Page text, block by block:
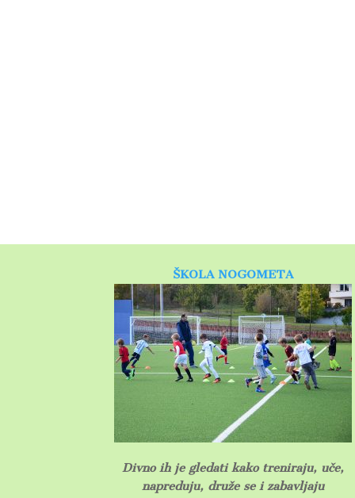
ŠKOLA NOGOMETA
Divno ih je gledati kako treniraju, uče,
napreduju, druže se i zabavljaju